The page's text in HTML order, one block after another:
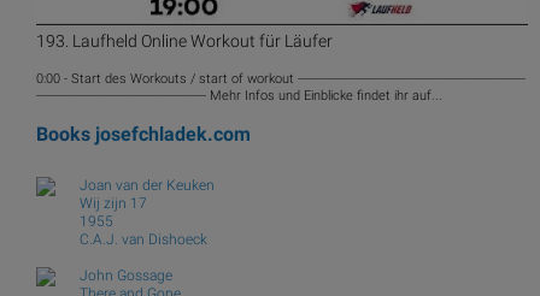
193. Laufheld Online Workout für Läufer
0:00 - Start des Workouts / start of workout ---------------------------------------------------------------
----------------------------------------------- Mehr Infos und Einblicke findet ihr auf...
Books josefchladek.com
Joan van der Keuken
Wij zijn 17
1955
C.A.J. van Dishoeck
John Gossage